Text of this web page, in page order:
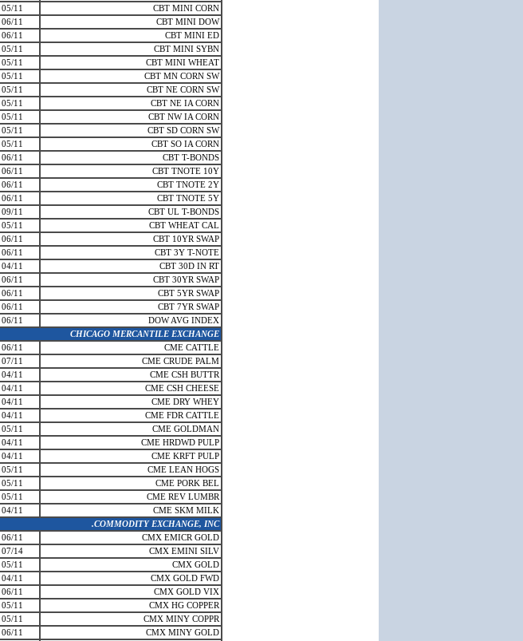
CBT MINI CORN
05/11
CBT MINI DOW
06/11
CBT MINI ED
06/11
CBT MINI SYBN
05/11
CBT MINI WHEAT
05/11
CBT MN CORN SW
05/11
CBT NE CORN SW
05/11
CBT NE IA CORN
05/11
CBT NW IA CORN
05/11
CBT SD CORN SW
05/11
CBT SO IA CORN
05/11
CBT T-BONDS
06/11
CBT TNOTE 10Y
06/11
CBT TNOTE 2Y
06/11
CBT TNOTE 5Y
06/11
CBT UL T-BONDS
09/11
CBT WHEAT CAL
05/11
CBT 10YR SWAP
06/11
CBT 3Y T-NOTE
06/11
CBT 30D IN RT
04/11
CBT 30YR SWAP
06/11
CBT 5YR SWAP
06/11
CBT 7YR SWAP
06/11
DOW AVG INDEX
06/11
CHICAGO MERCANTILE EXCHANGE
CME CATTLE
06/11
CME CRUDE PALM
07/11
CME CSH BUTTR
04/11
CME CSH CHEESE
04/11
CME DRY WHEY
04/11
CME FDR CATTLE
04/11
CME GOLDMAN
05/11
CME HRDWD PULP
04/11
CME KRFT PULP
04/11
CME LEAN HOGS
05/11
CME PORK BEL
05/11
CME REV LUMBR
05/11
CME SKM MILK
04/11
COMMODITY EXCHANGE, INC.
CMX EMICR GOLD
06/11
CMX EMINI SILV
07/14
CMX GOLD
05/11
CMX GOLD FWD
04/11
CMX GOLD VIX
06/11
CMX HG COPPER
05/11
CMX MINY COPPR
05/11
CMX MINY GOLD
06/11